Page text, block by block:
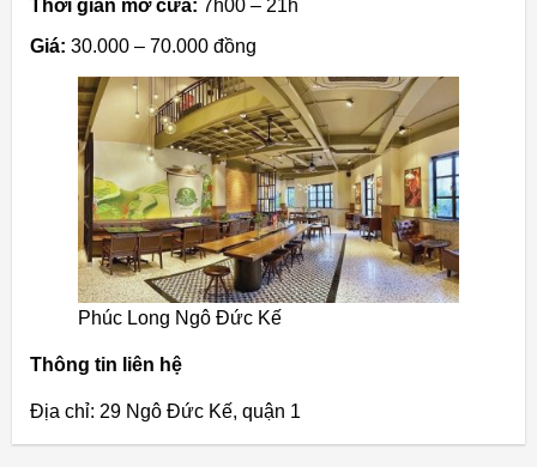
Thời gian mở cửa: 7h00 – 21h
Giá: 30.000 – 70.000 đồng
Phúc Long Ngô Đức Kế
Thông tin liên hệ
Địa chỉ: 29 Ngô Đức Kế, quận 1